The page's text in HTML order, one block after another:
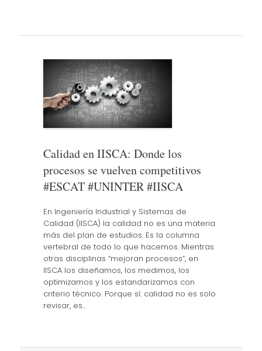
Calidad en IISCA: Donde los
procesos se vuelven competitivos
#ESCAT #UNINTER #IISCA
En Ingeniería Industrial y Sistemas de
Calidad (IISCA) la calidad no es una materia
más del plan de estudios. Es la columna
vertebral de todo lo que hacemos. Mientras
otras disciplinas “mejoran procesos”, en
IISCA los diseñamos, los medimos, los
optimizamos y los estandarizamos con
criterio técnico. Porque sí: calidad no es solo
revisar, es…